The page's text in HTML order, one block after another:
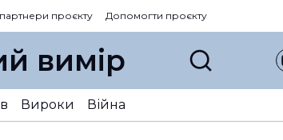
проєкту Допомогти проєкту
вимір
Вироки Війна